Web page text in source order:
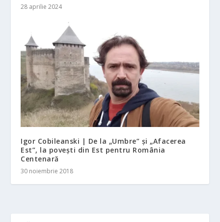
28 aprilie 2024
Igor Cobileanski | De la „Umbre” și „Afacerea
Est”, la povești din Est pentru România
Centenară
30 noiembrie 2018